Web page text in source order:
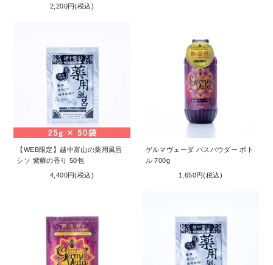
2,200円(税込)
【WEB限定】越中富山の薬用風呂
シソ 紫蘇の香り 50包
4,400円(税込)
ゲルマヴェーダ バスパウダー ボト
ル 700g
1,650円(税込)